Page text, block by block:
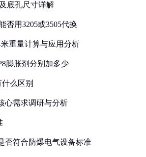
底孔尺寸详解
否用3205或3505代换
重量计算与应用分析
膨胀剂分别加多少
么区别
心需求调研与分析
否符合防爆电气设备标准